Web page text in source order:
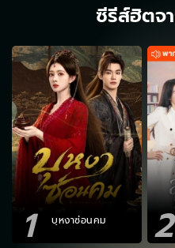
ซีรีส์ฮิตจ
1 บุหงาซ่อนคม 2